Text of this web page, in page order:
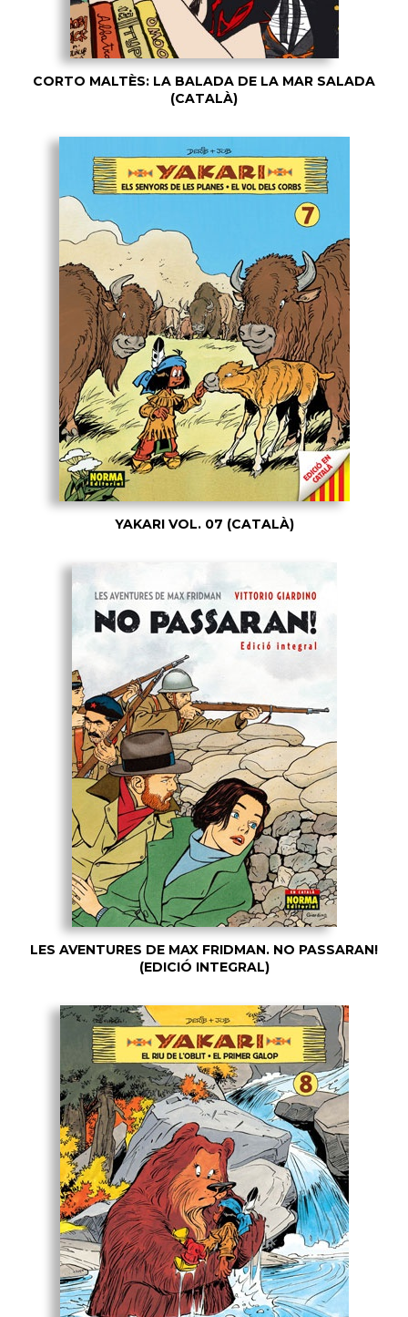
CORTO MALTÈS: LA BALADA DE LA MAR SALADA
(CATALÀ)
YAKARI VOL. 07 (CATALÀ)
LES AVENTURES DE MAX FRIDMAN. NO PASSARAN!
(EDICIÓ INTEGRAL)